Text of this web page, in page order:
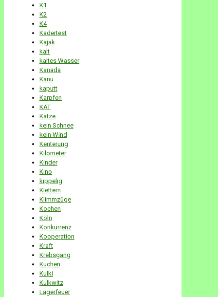
K1
K2
K4
Kadertest
Kajak
kalt
kaltes Wasser
Kanada
Kanu
kaputt
Karpfen
KAT
Katze
kein Schnee
kein Wind
Kenterung
Kilometer
Kinder
Kino
kippelig
Klettern
Klimmzüge
Kochen
Köln
Konkurrenz
Kooperation
Kraft
Krebsgang
Kuchen
Kulki
Kulkwitz
Lagerfeuer